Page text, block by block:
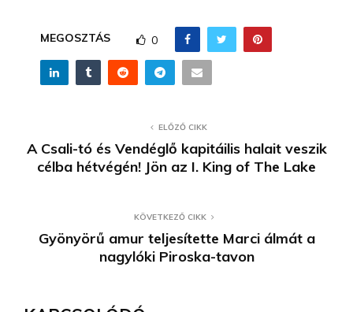
MEGOSZTÁS 0
ELŐZŐ CIKK
A Csali-tó és Vendéglő kapitáilis halait veszik
célba hétvégén! Jön az I. King of The Lake
KÖVETKEZŐ CIKK
Gyönyörű amur teljesítette Marci álmát a
nagylóki Piroska-tavon